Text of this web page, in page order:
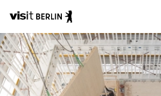
Aller
au
contenu
principal
Portail
officiel
du
tourisme
de
Berlin